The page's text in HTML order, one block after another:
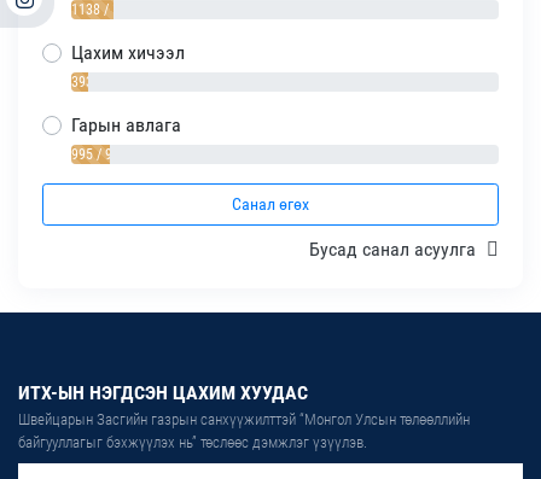
1138 / 10%
Цахим хичээл
393 / 4%
Гарын авлага
995 / 9%
Санал өгөх
Бусад санал асуулга
ИТХ-ЫН НЭГДСЭН ЦАХИМ ХУУДАС
Швейцарын Засгийн газрын санхүүжилттэй “Монгол Улсын төлөөллийн
байгууллагыг бэхжүүлэх нь” төслөөс дэмжлэг үзүүлэв.